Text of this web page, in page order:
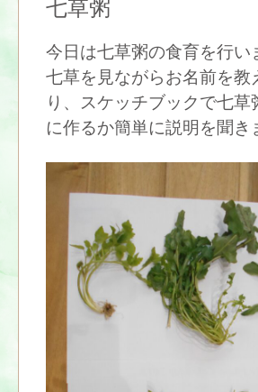
七草粥
今日は七草粥の食育を行い
七草を見ながらお名前を教
り、スケッチブックで七草
に作るか簡単に説明を聞き